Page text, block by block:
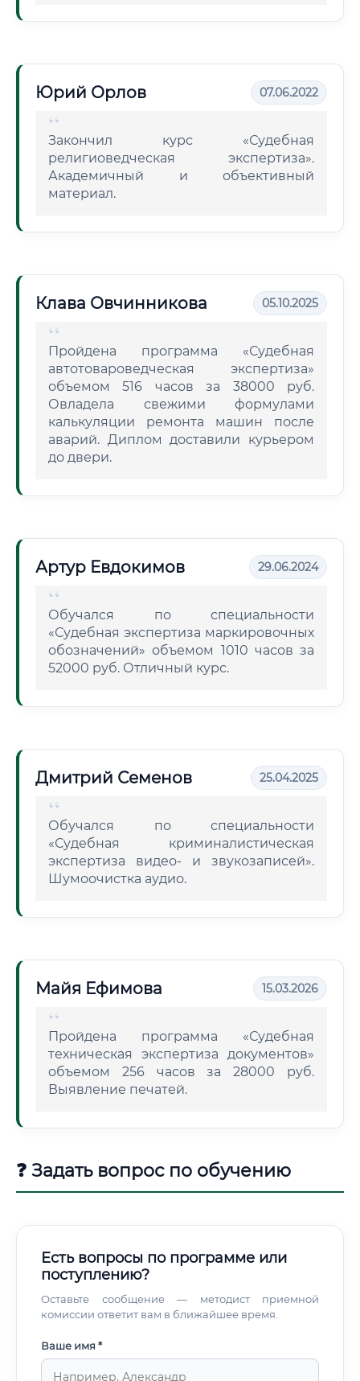
Юрий Орлов 07.06.2022
Закончил курс «Судебная
религиоведческая экспертиза».
Академичный и объективный
материал.
Клава Овчинникова 05.10.2025
Пройдена программа «Судебная
автотовароведческая экспертиза»
объемом 516 часов за 38000 руб.
Овладела свежими формулами
калькуляции ремонта машин после
аварий. Диплом доставили курьером
до двери.
Артур Евдокимов 29.06.2024
Обучался по специальности
«Судебная экспертиза маркировочных
обозначений» объемом 1010 часов за
52000 руб. Отличный курс.
Дмитрий Семенов 25.04.2025
Обучался по специальности
«Судебная криминалистическая
экспертиза видео- и звукозаписей».
Шумоочистка аудио.
Майя Ефимова 15.03.2026
Пройдена программа «Судебная
техническая экспертиза документов»
объемом 256 часов за 28000 руб.
Выявление печатей.
❓ Задать вопрос по обучению
Есть вопросы по программе или
поступлению?
Оставьте сообщение — методист приемной
комиссии ответит вам в ближайшее время.
Ваше имя *